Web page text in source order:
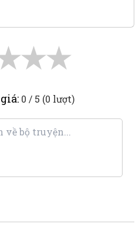
★
★
0 / 5 (0 lượt)